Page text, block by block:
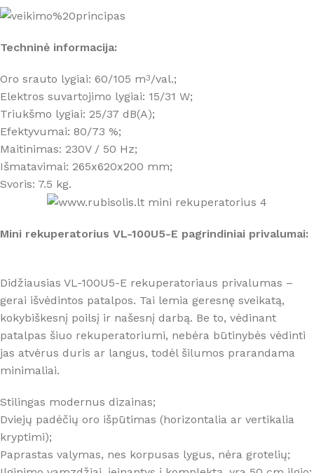
Techninė informacija:
Oro srauto lygiai: 60/105 m3/val.;
Elektros suvartojimo lygiai: 15/31 W;
Triukšmo lygiai: 25/37 dB(A);
Efektyvumai: 80/73 %;
Maitinimas: 230V / 50 Hz;
Išmatavimai: 265x620x200 mm;
Svoris: 7.5 kg.
Mini rekuperatorius VL-100U5-E pagrindiniai privalumai:
Didžiausias VL-100U5-E rekuperatoriaus privalumas –
gerai išvėdintos patalpos. Tai lemia geresnę sveikatą,
kokybiškesnį poilsį ir našesnį darbą. Be to, vėdinant
patalpas šiuo rekuperatoriumi, nebėra būtinybės vėdinti
jas atvėrus duris ar langus, todėl šilumos prarandama
minimaliai.
Stilingas modernus dizainas;
Dviejų padėčių oro išpūtimas (horizontalia ar vertikalia
kryptimi);
Paprastas valymas, nes korpusas lygus, nėra grotelių;